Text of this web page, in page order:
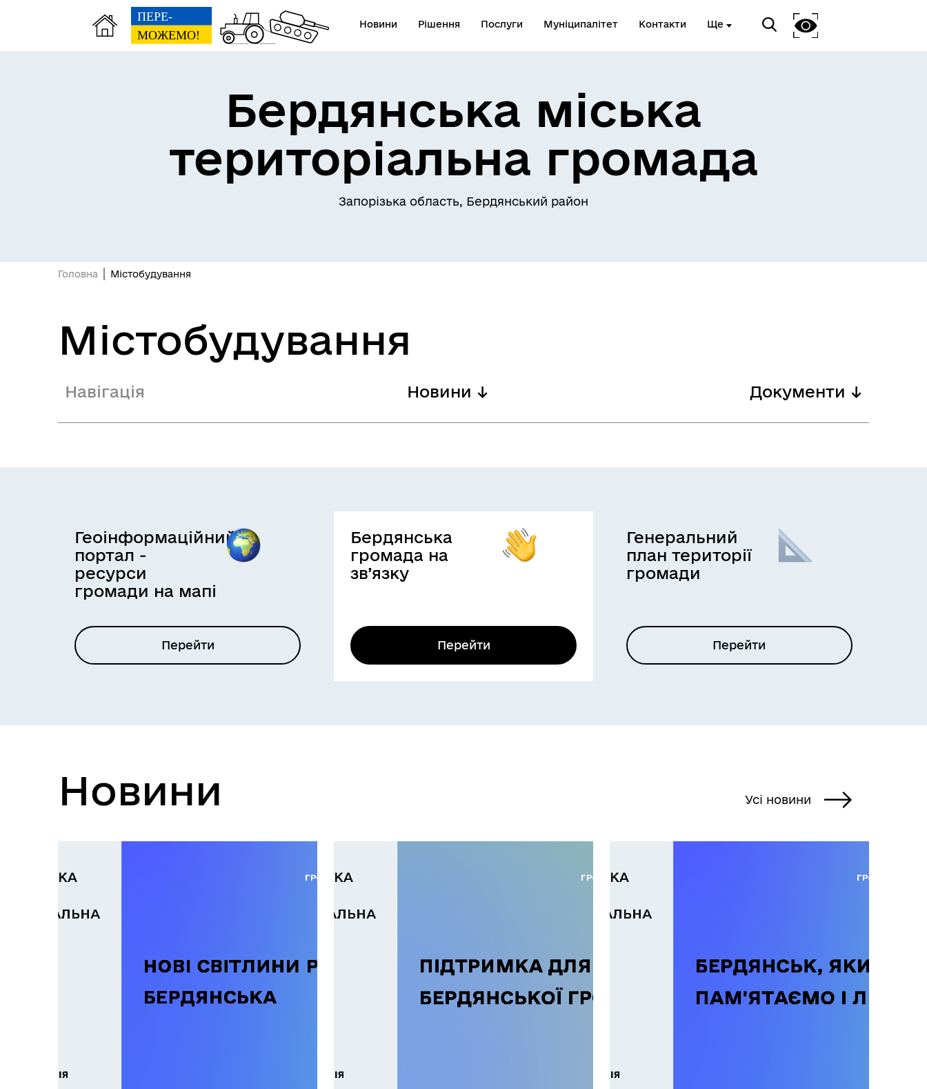
Новини Рішення Послуги Муніципалітет Контакти Ще
Герої не вмирають
Бердянська міська
територіальна громада
Запорізька область, Бердянський район
Головна Містобудування
Містобудування
Навігація Новини ↓ Документи ↓
Геоінформаційний
портал -
ресурси
громади на мапі
Перейти
Бердянська
громада на
зв’язку
Перейти
Генеральний
план території
громади
Перейти
Новини Усі новини